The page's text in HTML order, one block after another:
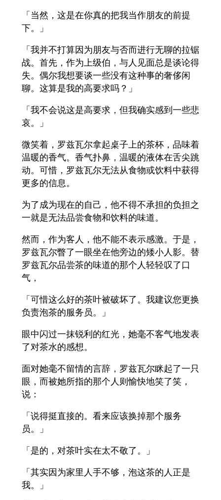
「当然，这是在你真的把我当作朋友的前提
下。」
「我并不打算因为朋友与否而进行无聊的拉锯
战。首先，作为上级伯，与人见面总是谈论得
失。偶尔我想要谈一些没有这种事的奢侈闲
聊。这算是我的高要求吗？」
「我不会说这是高要求，但我确实感到一些悲
哀。」
微笑着，罗兹瓦尔拿起桌子上的茶杯，品味着
温暖的香气。香气扑鼻，温暖的液体在舌尖跳
动。可惜，罗兹瓦尔无法从食物或饮料中获得
更多的信息。
为了成为现在的自己，他不得不承担的负担之
一就是无法品尝食物和饮料的味道。
然而，作为客人，他不能不表示感激。于是，
罗兹瓦尔瞥了一眼坐在他旁边的矮小人影。替
罗兹瓦尔品尝茶的味道的那个人轻轻叹了口
气，
「可惜这么好的茶叶被破坏了。我建议您更换
负责泡茶的服务员。」
眼中闪过一抹锐利的红光，她毫不客气地发表
了对茶水的感想。
面对她毫不留情的言辞，罗兹瓦尔眯起了一只
眼，而被她所指的那个人则愉快地笑了笑，
说：
「说得挺直接的。看来应该换掉那个服务
员。」
「是的，对茶叶实在太不敬了。」
「其实因为家里人手不够，泡这茶的人正是
我。」